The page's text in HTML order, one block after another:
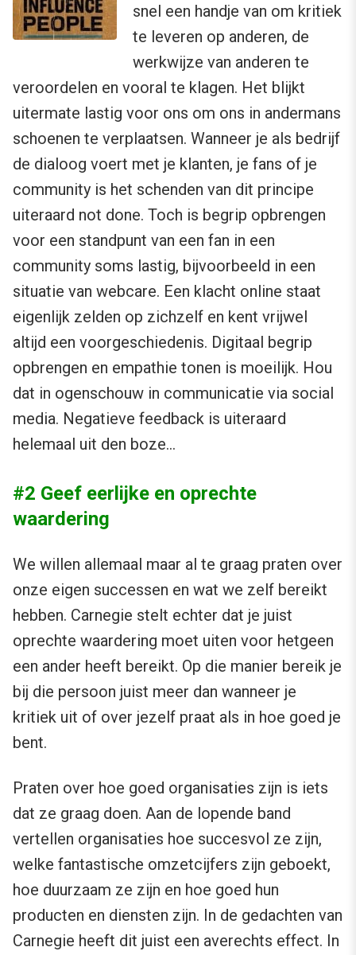
snel een handje van om kritiek
te leveren op anderen, de
werkwijze van anderen te
veroordelen en vooral te klagen. Het blijkt
uitermate lastig voor ons om ons in andermans
schoenen te verplaatsen. Wanneer je als bedrijf
de dialoog voert met je klanten, je fans of je
community is het schenden van dit principe
uiteraard not done. Toch is begrip opbrengen
voor een standpunt van een fan in een
community soms lastig, bijvoorbeeld in een
situatie van webcare. Een klacht online staat
eigenlijk zelden op zichzelf en kent vrijwel
altijd een voorgeschiedenis. Digitaal begrip
opbrengen en empathie tonen is moeilijk. Hou
dat in ogenschouw in communicatie via social
media. Negatieve feedback is uiteraard
helemaal uit den boze…
#2 Geef eerlijke en oprechte
waardering
We willen allemaal maar al te graag praten over
onze eigen successen en wat we zelf bereikt
hebben. Carnegie stelt echter dat je juist
oprechte waardering moet uiten voor hetgeen
een ander heeft bereikt. Op die manier bereik je
bij die persoon juist meer dan wanneer je
kritiek uit of over jezelf praat als in hoe goed je
bent.
Praten over hoe goed organisaties zijn is iets
dat ze graag doen. Aan de lopende band
vertellen organisaties hoe succesvol ze zijn,
welke fantastische omzetcijfers zijn geboekt,
hoe duurzaam ze zijn en hoe goed hun
producten en diensten zijn. In de gedachten van
Carnegie heeft dit juist een averechts effect. In